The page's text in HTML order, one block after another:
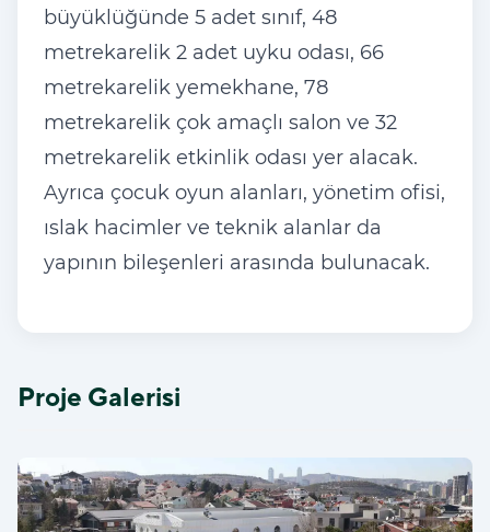
büyüklüğünde 5 adet sınıf, 48
metrekarelik 2 adet uyku odası, 66
metrekarelik yemekhane, 78
metrekarelik çok amaçlı salon ve 32
metrekarelik etkinlik odası yer alacak.
Ayrıca çocuk oyun alanları, yönetim ofisi,
ıslak hacimler ve teknik alanlar da
yapının bileşenleri arasında bulunacak.
Proje Galerisi